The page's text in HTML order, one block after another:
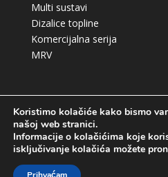
Multi sustavi
Dizalice topline
Komercijalna serija
MRV
Izjava o privatnosti
Koristimo kolačiće kako bismo
našoj web stranici.
Informacije o kolačićima koje
isključivanje kolačića možete